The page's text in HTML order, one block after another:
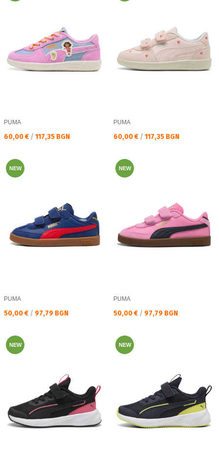
PUMA
Текуща цена:
60,00 € / 117,35 BGN
PUMA
Текуща цена:
60,00 € / 117,35 BGN
NEW
PUMA
Текуща цена:
50,00 € / 97,79 BGN
NEW
PUMA
Текуща цена:
50,00 € / 97,79 BGN
NEW NEW